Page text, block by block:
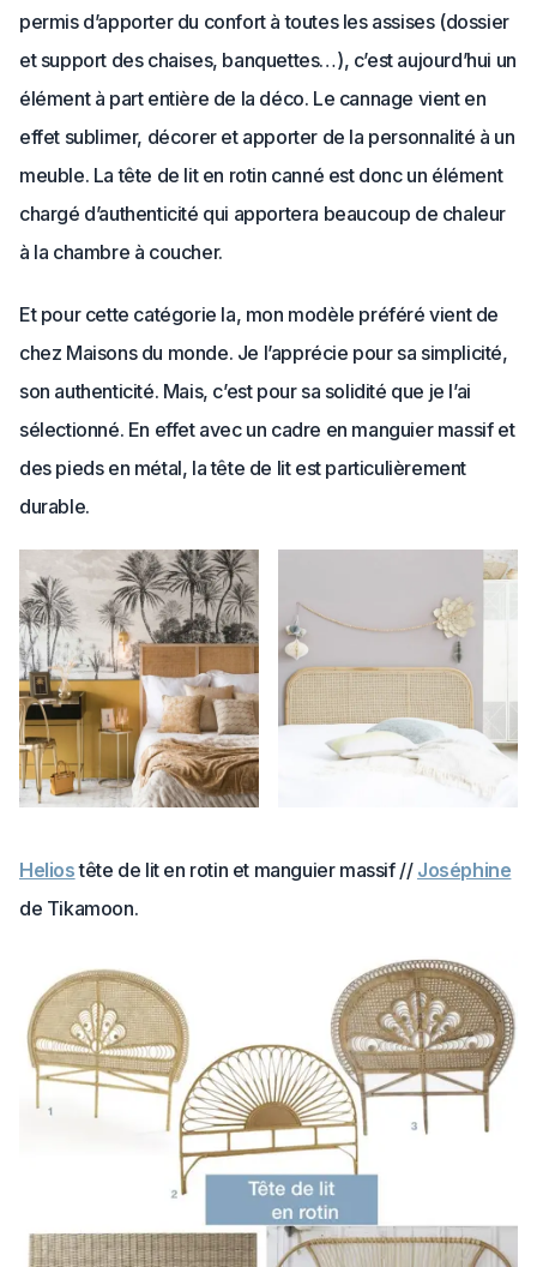
permis d’apporter du confort à toutes les assises (dossier
et support des chaises, banquettes…), c’est aujourd’hui un
élément à part entière de la déco. Le cannage vient en
effet sublimer, décorer et apporter de la personnalité à un
meuble. La tête de lit en rotin canné est donc un élément
chargé d’authenticité qui apportera beaucoup de chaleur
à la chambre à coucher.
Et pour cette catégorie la, mon modèle préféré vient de
chez Maisons du monde. Je l’apprécie pour sa simplicité,
son authenticité. Mais, c’est pour sa solidité que je l’ai
sélectionné. En effet avec un cadre en manguier massif et
des pieds en métal, la tête de lit est particulièrement
durable.
Heliostête de lit en rotin et manguier massif // Joséphine
de Tikamoon.